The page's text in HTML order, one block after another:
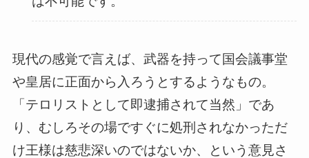
現代の感覚で言えば、武器を持って国会議事堂
や皇居に正面から入ろうとするようなもの。
「テロリストとして即逮捕されて当然」であ
り、むしろその場ですぐに処刑されなかっただ
け王様は慈悲深いのではないか、という意見さ